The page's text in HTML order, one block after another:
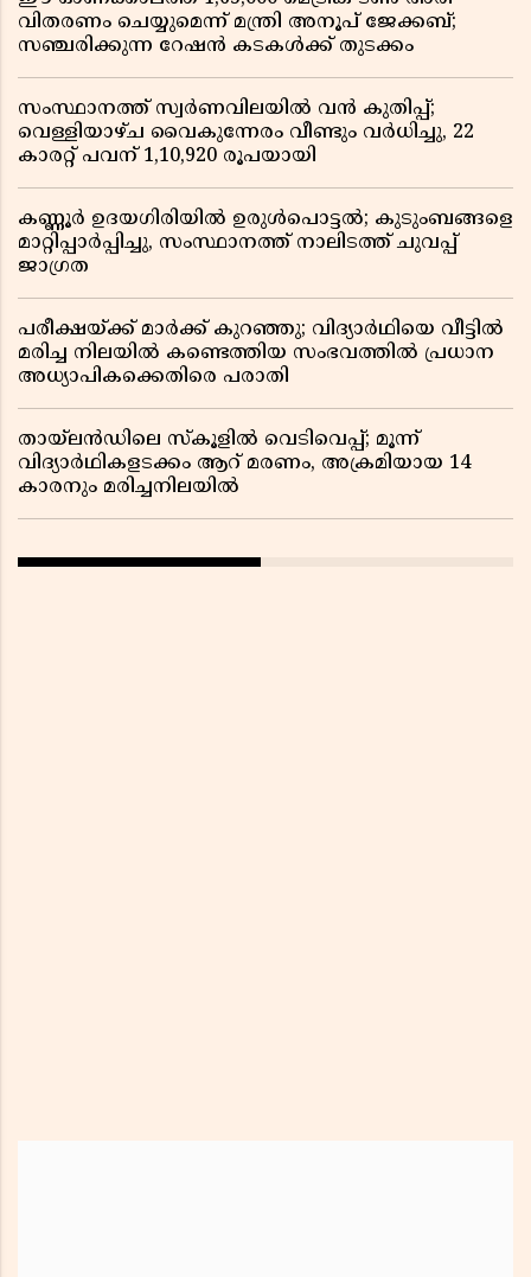
വിതരണം ചെയ്യുമെന്ന് മന്ത്രി അനൂപ് ജേക്കബ്;
സഞ്ചരിക്കുന്ന റേഷൻ കടകൾക്ക് തുടക്കം
സംസ്ഥാനത്ത് സ്വർണവിലയിൽ വൻ കുതിപ്പ്;
വെള്ളിയാഴ്ച വൈകുന്നേരം വീണ്ടും വർധിച്ചു, 22
കാരറ്റ് പവന് 1,10,920 രൂപയായി
കണ്ണൂർ ഉദയഗിരിയിൽ ഉരുൾപൊട്ടൽ; കുടുംബങ്ങളെ
മാറ്റിപ്പാർപ്പിച്ചു, സംസ്ഥാനത്ത് നാലിടത്ത് ചുവപ്പ്
ജാഗ്രത
പരീക്ഷയ്ക്ക് മാർക്ക് കുറഞ്ഞു; വിദ്യാർഥിയെ വീട്ടിൽ
മരിച്ച നിലയിൽ കണ്ടെത്തിയ സംഭവത്തിൽ പ്രധാന
അധ്യാപികക്കെതിരെ പരാതി
തായ്‌ലൻഡിലെ സ്‌കൂളിൽ വെടിവെപ്പ്; മൂന്ന്
വിദ്യാർഥികളടക്കം ആറ് മരണം, അക്രമിയായ 14
കാരനും മരിച്ചനിലയിൽ